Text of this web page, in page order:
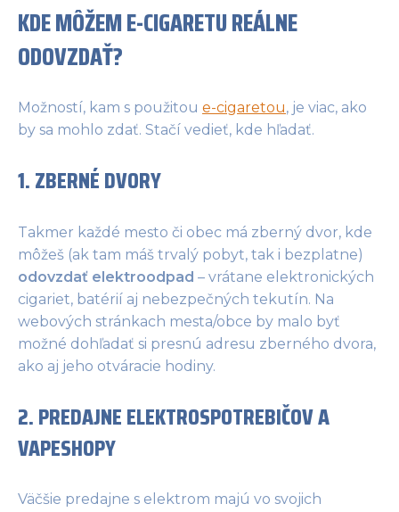
KDE MÔŽEM E-CIGARETU REÁLNE
ODOVZDAŤ?
Možností, kam s použitou e-cigaretou, je viac, ako
by sa mohlo zdať. Stačí vedieť, kde hľadať.
1. ZBERNÉ DVORY
Takmer každé mesto či obec má zberný dvor, kde
môžeš (ak tam máš trvalý pobyt, tak i bezplatne)
odovzdať elektroodpad – vrátane elektronických
cigariet, batérií aj nebezpečných tekutín. Na
webových stránkach mesta/obce by malo byť
možné dohľadať si presnú adresu zberného dvora,
ako aj jeho otváracie hodiny.
2. PREDAJNE ELEKTROSPOTREBIČOV A
VAPESHOPY
Väčšie predajne s elektrom majú vo svojich